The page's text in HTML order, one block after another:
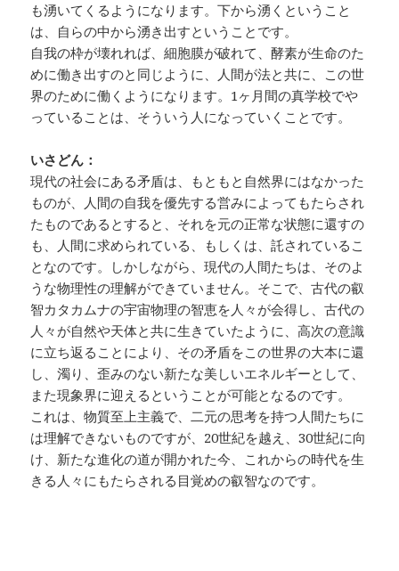
も湧いてくるようになります。下から湧くということ
は、自らの中から湧き出すということです。
自我の枠が壊れれば、細胞膜が破れて、酵素が生命のた
めに働き出すのと同じように、人間が法と共に、この世
界のために働くようになります。1ヶ月間の真学校でや
っていることは、そういう人になっていくことです。
いさどん：
現代の社会にある矛盾は、もともと自然界にはなかった
ものが、人間の自我を優先する営みによってもたらされ
たものであるとすると、それを元の正常な状態に還すの
も、人間に求められている、もしくは、託されているこ
となのです。しかしながら、現代の人間たちは、そのよ
うな物理性の理解ができていません。そこで、古代の叡
智カタカムナの宇宙物理の智恵を人々が会得し、古代の
人々が自然や天体と共に生きていたように、高次の意識
に立ち返ることにより、その矛盾をこの世界の大本に還
し、濁り、歪みのない新たな美しいエネルギーとして、
また現象界に迎えるということが可能となるのです。
これは、物質至上主義で、二元の思考を持つ人間たちに
は理解できないものですが、20世紀を越え、30世紀に向
け、新たな進化の道が開かれた今、これからの時代を生
きる人々にもたらされる目覚めの叡智なのです。